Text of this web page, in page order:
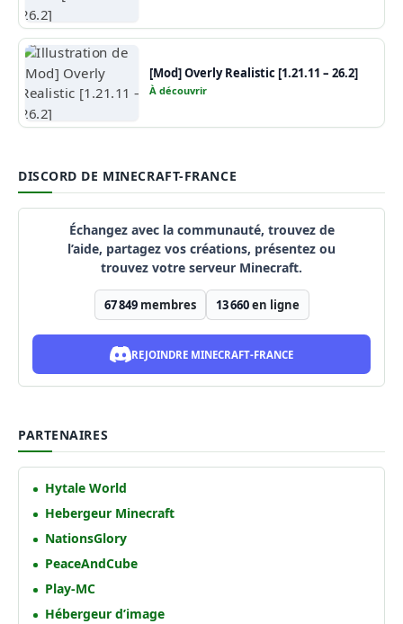
[Mod] Overly Realistic [1.21.11 – 26.2]
À découvrir
DISCORD DE MINECRAFT-FRANCE
Échangez avec la communauté, trouvez de
l’aide, partagez vos créations, présentez ou
trouvez votre serveur Minecraft.
67 849membres 13 660en ligne
REJOINDRE MINECRAFT-FRANCE
PARTENAIRES
Hytale World
Hebergeur Minecraft
NationsGlory
PeaceAndCube
Play-MC
Hébergeur d’image